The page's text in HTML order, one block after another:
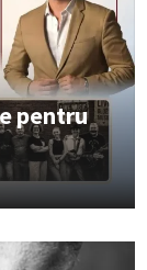
pentru